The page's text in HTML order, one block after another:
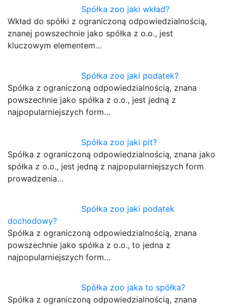
Spółka zoo jaki wkład?
Wkład do spółki z ograniczoną odpowiedzialnością,
znanej powszechnie jako spółka z o.o., jest
kluczowym elementem…
Spółka zoo jaki podatek?
Spółka z ograniczoną odpowiedzialnością, znana
powszechnie jako spółka z o.o., jest jedną z
najpopularniejszych form…
Spółka zoo jaki pit?
Spółka z ograniczoną odpowiedzialnością, znana jako
spółka z o.o., jest jedną z najpopularniejszych form
prowadzenia…
Spółka zoo jaki podatek
dochodowy?
Spółka z ograniczoną odpowiedzialnością, znana
powszechnie jako spółka z o.o., to jedna z
najpopularniejszych form…
Spółka zoo jaka to spółka?
Spółka z ograniczoną odpowiedzialnością, znana